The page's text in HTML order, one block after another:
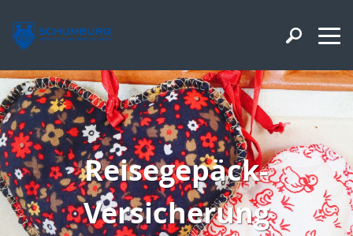
Reisegepäck-
Versicherung